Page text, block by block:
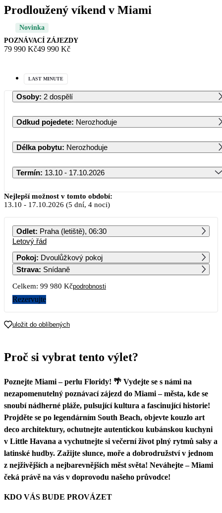
Prodloužený víkend v Miami
Novinka
POZNÁVACÍ ZÁJEZDY
79 990 Kč49 990 Kč
LAST MINUTE
Osoby: 2 dospělí
Odkud pojedete: Nerozhoduje
Délka pobytu: Nerozhoduje
Termín: 13.10 - 17.10.2026
Říjen 2026
PO ÚT ST ČT PÁ SO NE
5
19
Nejlepší možnost v tomto období:
13.10 - 17.10.2026 (5 dní, 4 noci)
Odlet: Praha (letiště), 06:30
Letový řád
Pokoj: Dvoulůžkový pokoj
Strava: Snídaně
Celkem: 99 980 Kčpodrobnosti
Rezervujte
uložit do oblíbených
Proč si vybrat tento výlet?
Poznejte Miami – perlu Floridy! 🌴 Vydejte se s námi na
nezapomenutelný poznávací zájezd do Miami – města, kde se
snoubí nádherné pláže, pulsující kultura a fascinující historie!
Projděte se po legendárním South Beach, objevte kouzlo art
deco architektury, ochutnejte autentickou kubánskou kuchyni
v Little Havana a vychutnejte si večerní život plný rytmů salsy a
latinské hudby. Zažijte slunce, moře a dobrodružství v jednom
z nejživějších a nejbarevnějších měst světa! Neváhejte – Miami
čeká právě na vás v doprovodu našeho průvodce!
KDO VÁS BUDE PROVÁZET